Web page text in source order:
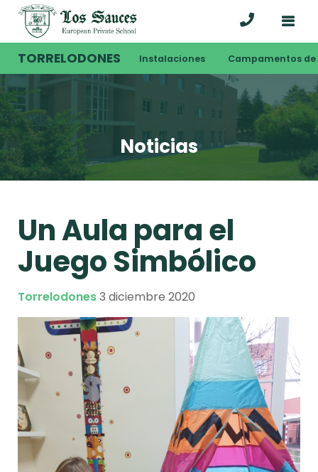
TORRELODONES Instalaciones Campamentos de
Noticias
Un Aula para el
Juego Simbólico
Torrelodones3 diciembre 2020